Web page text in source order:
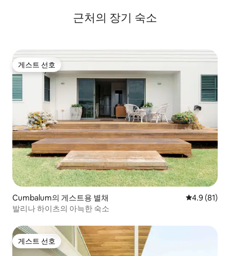
근처의 장기 숙소
게스트 선호
게스트 선호
Cumbalum의 게스트용 별채 평점 4.9점(5
4.9 (81)
발리나 하이츠의 아늑한 숙소
게스트 선호
게스트 선호